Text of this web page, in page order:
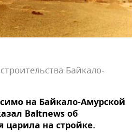
Байкало-
на Байкало-Амурской
Baltnews об
царила на стройке.